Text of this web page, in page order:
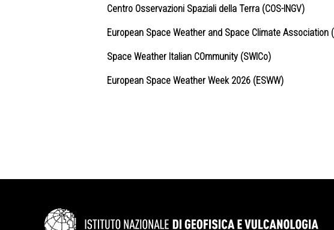
Centro Osservazioni Spaziali della Terra (COS-INGV)
European Space Weather and Space Climate Association (
Space Weather Italian COmmunity (SWICo)
European Space Weather Week 2026 (ESWW)